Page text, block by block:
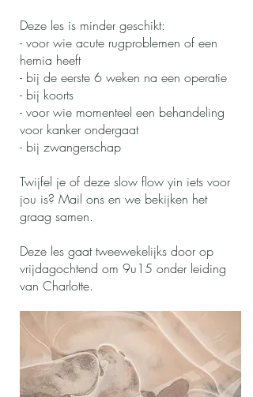
Deze les is minder geschikt:
- voor wie acute rugproblemen of een
hernia heeft
- bij de eerste 6 weken na een operatie
- bij koorts
- voor wie momenteel een behandeling
voor kanker ondergaat
- bij zwangerschap
Twijfel je of deze slow flow yin iets voor
jou is? Mail ons en we bekijken het
graag samen.
Deze les gaat tweewekelijks door op
vrijdagochtend om 9u15 onder leiding
van Charlotte.